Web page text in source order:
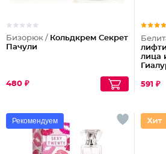
Бизорюк / Кольдкрем Секрет
Пачули
480 ₽
лица
591 ₽
Рекомендуем